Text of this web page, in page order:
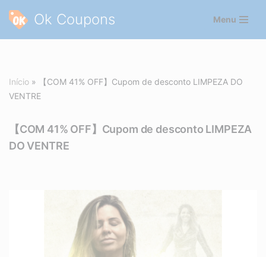
Pular
Ok Coupons Menu
Início »
【COM 41% OFF】Cupom de desconto LIMPEZA DO
VENTRE
【COM 41% OFF】Cupom de desconto LIMPEZA
DO VENTRE